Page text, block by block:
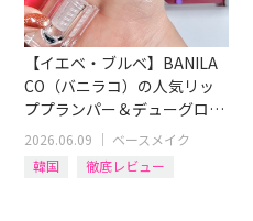
【イエベ・ブルベ】BANILA
CO（バニラコ）の人気リッ
ププランパー＆デューグロウ
ティント12色全レビュー！
2026.06.09 ｜ ベースメイク
韓国
徹底レビュー